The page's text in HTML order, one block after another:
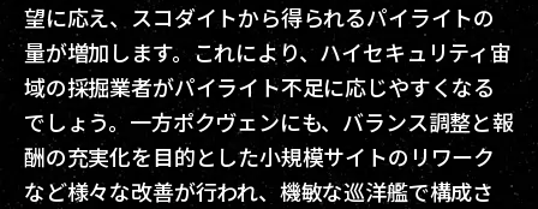
望に応え、スコダイトから得られるパイライトの
量が増加します。これにより、ハイセキュリティ宙
域の採掘業者がパイライト不足に応じやすくなる
でしょう。一方ポクヴェンにも、バランス調整と報
酬の充実化を目的とした小規模サイトのリワーク
など様々な改善が行われ、機敏な巡洋艦で構成さ